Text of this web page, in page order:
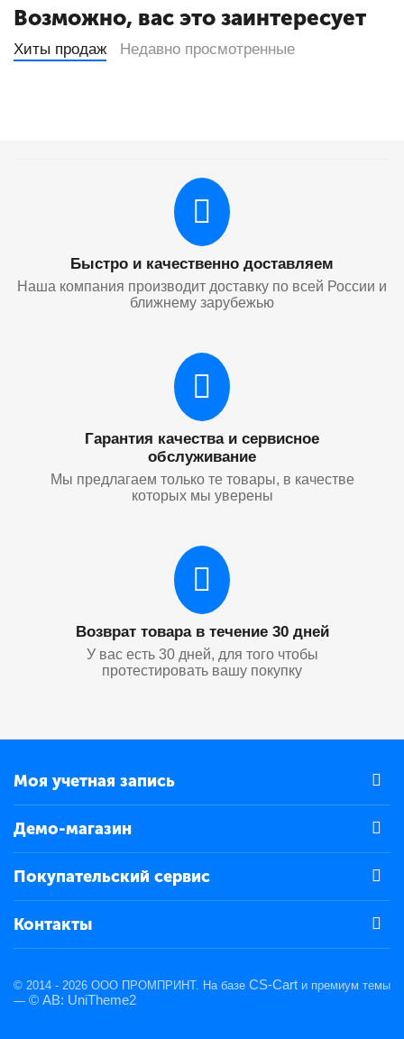
Возможно, вас это заинтересует
Хиты продаж Недавно просмотренные
Быстро и качественно доставляем
Наша компания производит доставку по всей России и
ближнему зарубежью
Гарантия качества и сервисное
обслуживание
Мы предлагаем только те товары, в качестве
которых мы уверены
Возврат товара в течение 30 дней
У вас есть 30 дней, для того чтобы
протестировать вашу покупку
Моя учетная запись
Демо-магазин
Покупательский сервис
Контакты
© 2014 - 2026 ООО ПРОМПРИНТ. На базе CS-Cart и премиум темы
— © AB: UniTheme2